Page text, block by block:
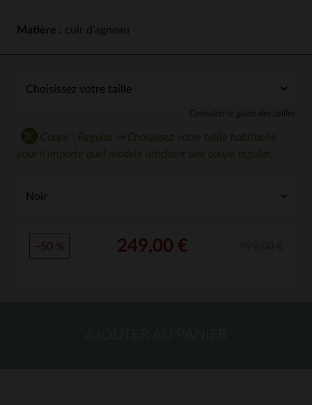
Matière : cuir d'agneau
Consulter le guide des tailles
Coupe : Regular ➔ Choisissez votre taille habituelle
pour n'importe quel modèle affichant une coupe regular.
−50 % 249,00 €